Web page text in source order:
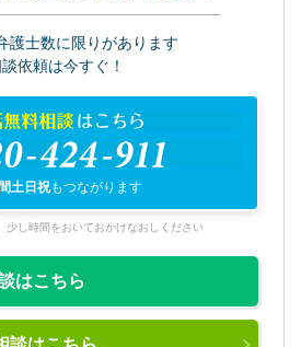
護士数に限りがあります
依頼は今すぐ！
無料相談はこちら
424-911
土日祝もつながります
し時間をおいておかけなおしください
はこちら